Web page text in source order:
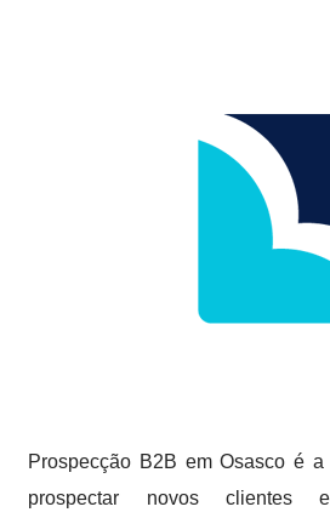
Prospecção B2B em Osasco é
prospectar novos clientes